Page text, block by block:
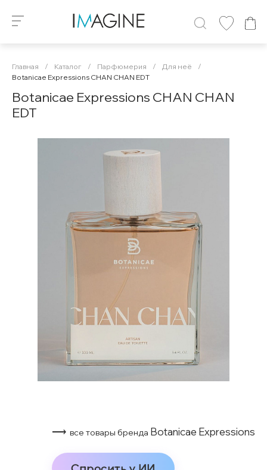
Главная / Каталог / Парфюмерия / Для неё
/
Botanicae Expressions CHAN CHAN EDT
Botanicae Expressions CHAN CHAN
EDT
⟶ все товары бренда Botanicae Expressions